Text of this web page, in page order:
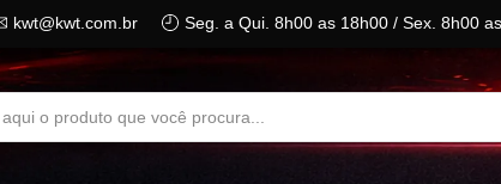
kwt@kwt.com.br Seg. a Qui. 8h00 as 18h00 / Sex. 8h00
Search
input